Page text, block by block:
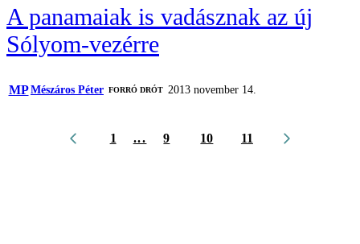
A panamaiak is vadásznak az új
Sólyom-vezérre
MPMészáros Péter FORRÓ DRÓT 2013 november 14.
1 ... 9 10 11